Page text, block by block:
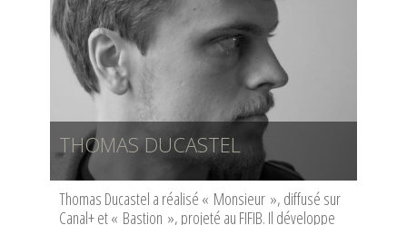
THOMAS DUCASTEL
Thomas Ducastel a réalisé « Monsieur », diffusé sur
Canal+ et « Bastion », projeté au FIFIB. Il développe